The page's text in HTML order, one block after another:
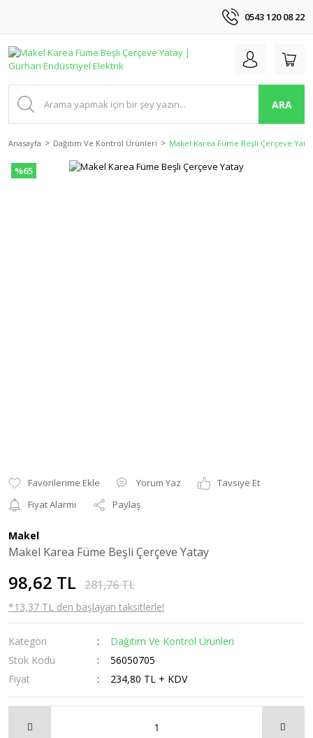
0543 120 08 22
ARA
Anasayfa Dağıtım Ve Kontrol Ürünleri Makel Karea Füme Beşli Çerçeve
%65
Yorum Yaz
Tavsiye Et
Fiyat Alarmı
Paylaş
Makel
Makel Karea Füme Beşli Çerçeve Yatay
98,62 TL 281,76 TL
*13,37 TL den başlayan taksitlerle!
Kategori
Dağıtım Ve Kontrol Ürünleri
Stok Kodu
56050705
Fiyat
234,80 TL + KDV